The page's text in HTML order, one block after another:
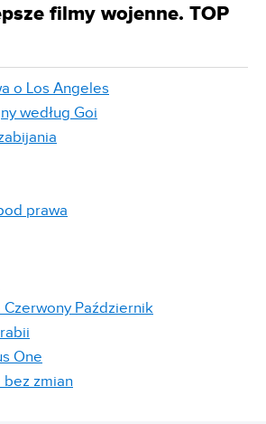
filmy wojenne. TOP
o Los Angeles
według Goi
prawa
Czerwony Październik
One
bez zmian